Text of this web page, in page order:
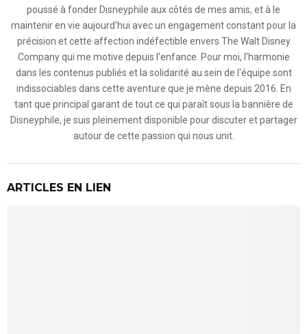
poussé à fonder Disneyphile aux côtés de mes amis, et à le
maintenir en vie aujourd'hui avec un engagement constant pour la
précision et cette affection indéfectible envers The Walt Disney
Company qui me motive depuis l'enfance. Pour moi, l'harmonie
dans les contenus publiés et la solidarité au sein de l'équipe sont
indissociables dans cette aventure que je mène depuis 2016. En
tant que principal garant de tout ce qui paraît sous la bannière de
Disneyphile, je suis pleinement disponible pour discuter et partager
autour de cette passion qui nous unit.
ARTICLES EN LIEN